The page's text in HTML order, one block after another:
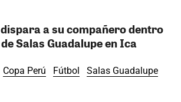
a su compañero dentro
Salas Guadalupe en Ica
Copa Perú Fútbol Salas Guadalupe